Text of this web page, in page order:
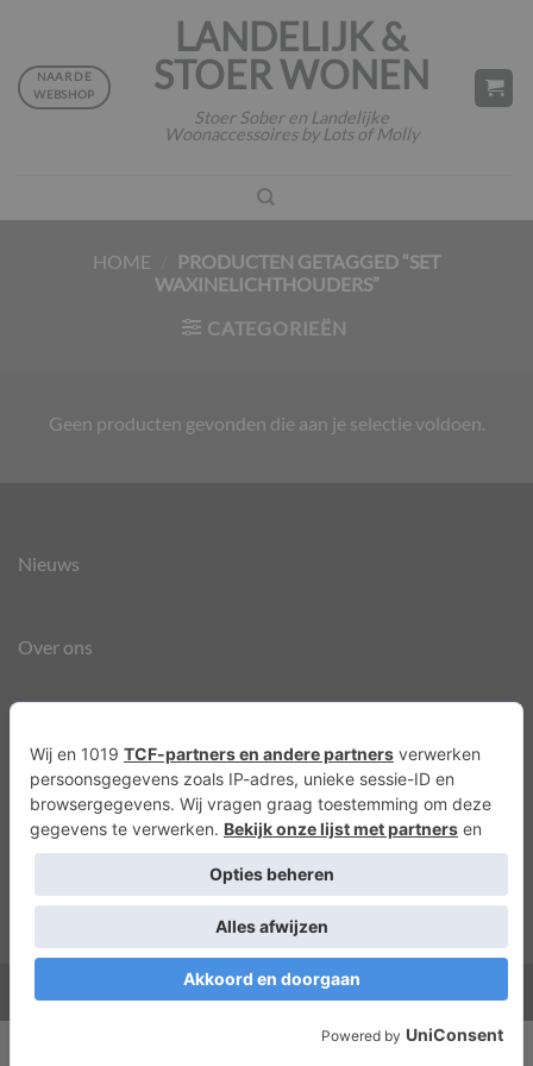
inhoud
LANDELIJK &
STOER WONEN
Stoer Sober en Landelijke
Woonaccessoires by Lots of Molly
NAAR DE
WEBSHOP
HOME
PRODUCTEN GETAGGED “SET
WAXINELICHTHOUDERS”
CATEGORIEËN
Geen producten gevonden die aan je selectie voldoen.
Nieuws
Over ons
Privacyverklaring
Cookies
Copyright 2026 ©Lots of Molly